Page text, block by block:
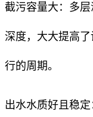
截污容量大：多
深度，大大提高
行的周期。
出水水质好且稳